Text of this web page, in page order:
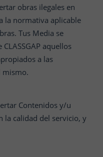
obras ilegales en
la normativa aplicable
Tus Media se
aquellos
a las
mismo.
Contenidos y/u
la calidad del servicio, y